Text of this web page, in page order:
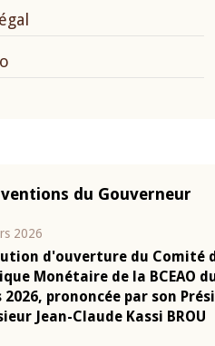
du Gouverneur
d'ouverture du Comité de
de la BCEAO du 4
prononcée par son Président
Jean-Claude Kassi BROU